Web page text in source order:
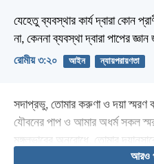
যেহেতু ব্যবস্থার কার্য দ্বারা কোন
না, কেননা ব্যবস্থা দ্বারা পাপের জ্ঞান
রোমীয় ৩:২০ আইন ন্যায়পরায়ণতা
সদাপ্রভু, তোমার করুণা ও দয়া স্মরণ
যৌবনের পাপ ও আমার অধর্ম সকল
মঙ্গলভাবের অনুরোধে,
তোমার
আরও